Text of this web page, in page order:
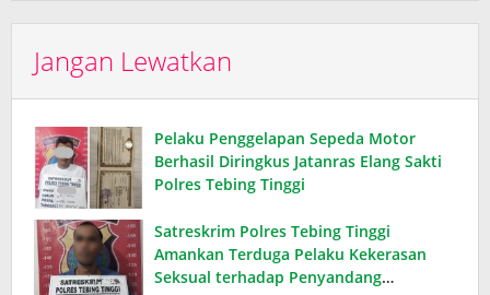
Jangan Lewatkan
Pelaku Penggelapan Sepeda Motor
Berhasil Diringkus Jatanras Elang Sakti
Polres Tebing Tinggi
Satreskrim Polres Tebing Tinggi
Amankan Terduga Pelaku Kekerasan
Seksual terhadap Penyandang